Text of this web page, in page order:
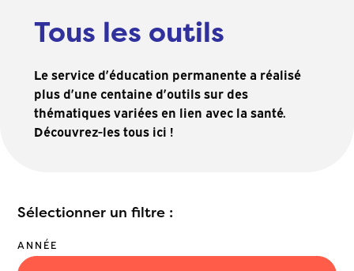
Tous les outils
Le service d’éducation permanente a réalisé
plus d’une centaine d’outils sur des
thématiques variées en lien avec la santé.
Découvrez-les tous ici !
Sélectionner un filtre :
ANNÉE